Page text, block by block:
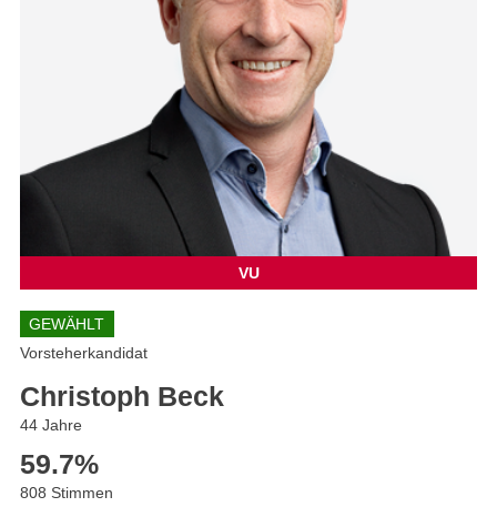
VU
GEWÄHLT
Vorsteherkandidat
Christoph Beck
44 Jahre
59.7%
808 Stimmen